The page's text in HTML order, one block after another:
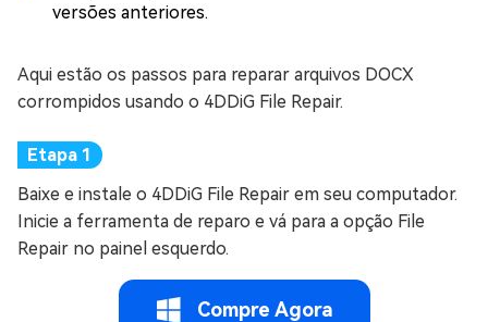
versões anteriores.
Aqui estão os passos para reparar arquivos DOCX
corrompidos usando o 4DDiG File Repair.
Baixe e instale o 4DDiG File Repair em seu computador.
Inicie a ferramenta de reparo e vá para a opção File
Repair no painel esquerdo.
Compre Agora